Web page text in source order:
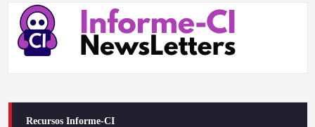
Recursos Informe-CI